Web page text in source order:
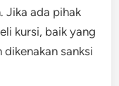
Jika ada pihak
kursi, baik yang
sanksi